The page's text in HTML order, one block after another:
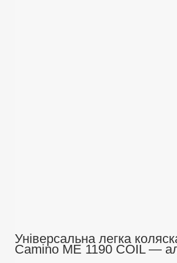
Універсальна легка
Camino ME 1190 COIL —